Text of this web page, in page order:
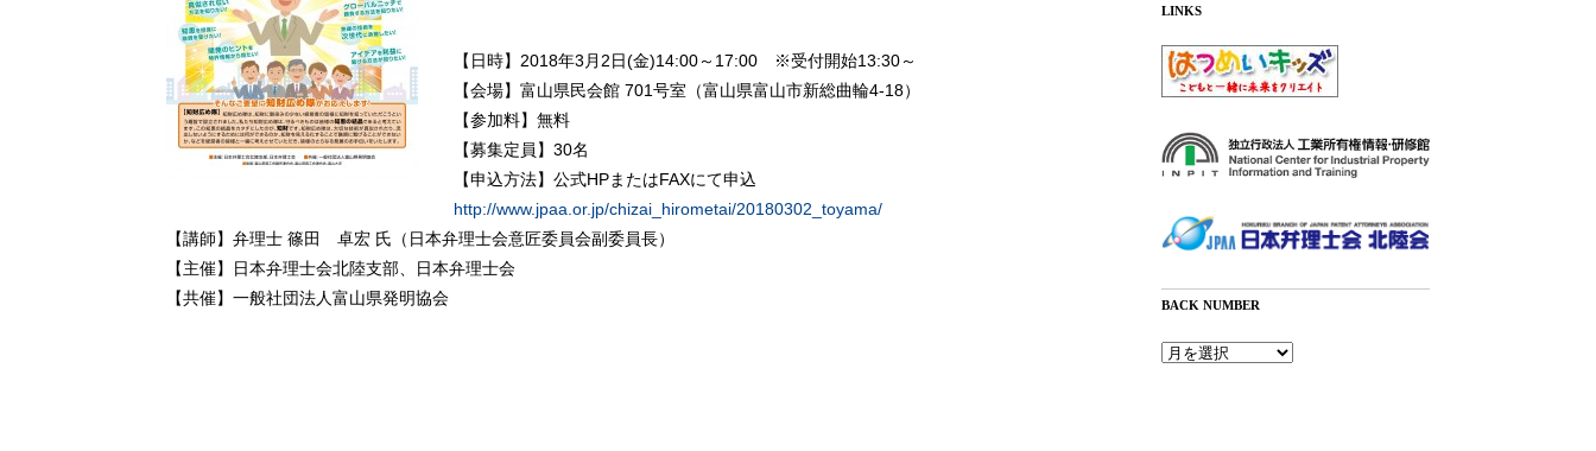
【日時】 2018年3月2日(金)14:00～17:00 ※受付開始13:30～
【会場】富山県民会館 701号室（富山県富山市新総曲輪4-18）
【参加料】無料
【募集定員】30名
【申込方法】公式HPまたはFAXにて申込
http://www.jpaa.or.jp/chizai_hirometai/20180302_toyama/
【講師】弁理士 篠田 卓宏 氏（日本弁理士会意匠委員会副委員長）
【主催】
日本弁理士会北陸支部、日本弁理士会
【共催】 一般社団法人富山県発明協会
LINKS
BACK NUMBER
Back